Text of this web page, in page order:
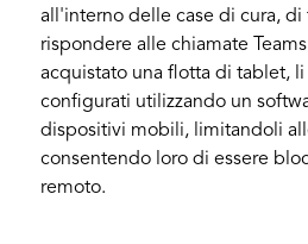
all'interno delle case di cura, di
rispondere alle chiamate
acquistato una flotta di tablet,
configurati utilizzando un
dispositivi mobili, limitandoli
consentendo loro di essere
remoto.